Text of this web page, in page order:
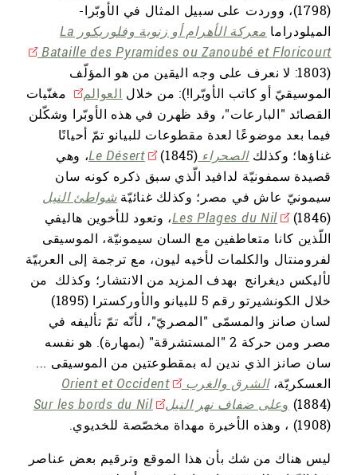
(1798)، ووردت على سبيل المثال في الأوبّرا-
الميلودراما
معركة الأهرام أو زنوبة وفلوريكور La
Bataille des Pyramides ou Zanoubé et Floricourt
(1803: لا نعرف على وجه اليقين من هو المؤلّف
الموسيقيّ أو كاتب الأوبّرا!): من خلال العوالم
مغنّيات
القصائد "البارعات"، وقد ظهرن في هذه الأوبّرا وشكّلن
فيما بعد موضوعًا لعدة مقطوعات للبيانو تمّ أحيانًا
غناؤها؛ وكذلك الصحراء Le Désert
(1845)، وهي
قصيدة سمفونيّة لدافيد الّذي سبق ذكره كونه سان
سيمونيّ عاش في مصر؛ وكذلك غنائيّة شواطئ النيل
Les Plages du Nil(1846)، وتعود للأخوين هاليفي
اللّذين كانا متعاطفين مع السان سيمونيّة، الموسيقى
لفرومنتال والكلمات لأخيه ليون، مع ترجمة إلى العربيّة
لأليكس ديغرانج بهدف المزيد من الانتشار؛ وكذلك من
خلال الكونشيرتو رقم 5 للبيانو والأوركسترا (1895)
لسان صانز والمسمّى "المصريّ"، لأنّه تمّ تأليفه في
مصر ومن حركة 2 "المستشرقة" (بمهارة). هو نفسه
سان صانز الذي ندين له بمقطوعتين من الموسيقى ...
العسكريّة، الشرق والغرب Orient et Occident
(1884) وعلى ضفاف نهر النيلSur les bords du Nil
(1908)، وهذه الأخيرة مهداة مخصّصة للخديوي.
ليس هناك من شك بأن هذا الموقع وترقيم بعض عناصر